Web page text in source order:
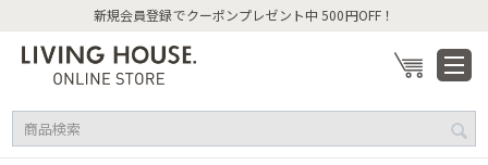
新規会員登録でクーポンプレゼント中 500円OFF！